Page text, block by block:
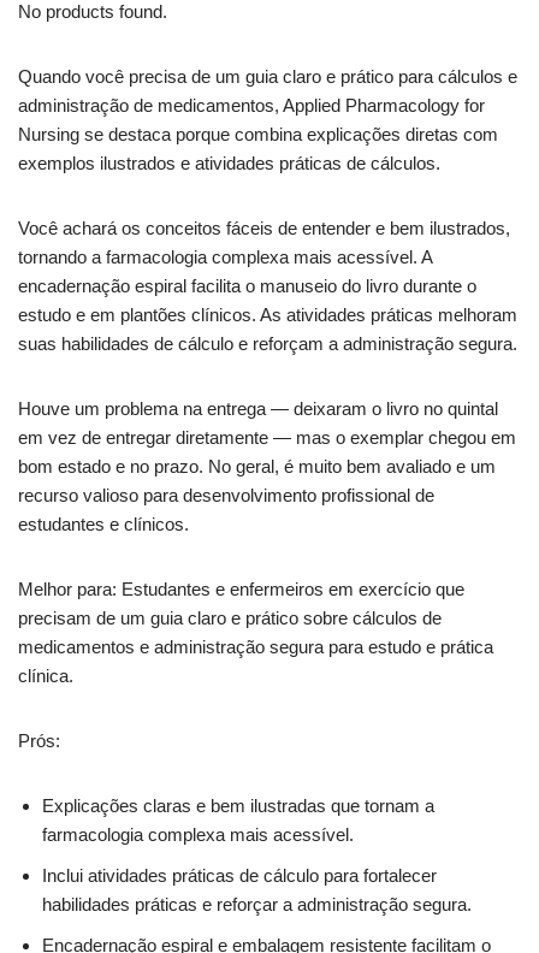
No products found.
Quando você precisa de um guia claro e prático para cálculos e
administração de medicamentos, Applied Pharmacology for
Nursing se destaca porque combina explicações diretas com
exemplos ilustrados e atividades práticas de cálculos.
Você achará os conceitos fáceis de entender e bem ilustrados,
tornando a farmacologia complexa mais acessível. A
encadernação espiral facilita o manuseio do livro durante o
estudo e em plantões clínicos. As atividades práticas melhoram
suas habilidades de cálculo e reforçam a administração segura.
Houve um problema na entrega — deixaram o livro no quintal
em vez de entregar diretamente — mas o exemplar chegou em
bom estado e no prazo. No geral, é muito bem avaliado e um
recurso valioso para desenvolvimento profissional de
estudantes e clínicos.
Melhor para: Estudantes e enfermeiros em exercício que
precisam de um guia claro e prático sobre cálculos de
medicamentos e administração segura para estudo e prática
clínica.
Prós:
Explicações claras e bem ilustradas que tornam a
farmacologia complexa mais acessível.
Inclui atividades práticas de cálculo para fortalecer
habilidades práticas e reforçar a administração segura.
Encadernação espiral e embalagem resistente facilitam o